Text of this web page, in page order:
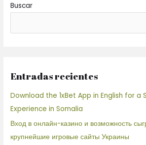
Buscar
Entradas recientes
Download the 1xBet App in English for a
Experience in Somalia
Вход в онлайн-казино и возможность
крупнейшие игровые сайты Украины